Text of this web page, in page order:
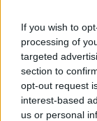
If you wish to
processing of
targeted
section to
opt-out request
interest-based
us or personal
ΣΕΜΙΝΑΡΙΑ
19:00 – 21:00
ΘΕΑΤΡΙΚΑ